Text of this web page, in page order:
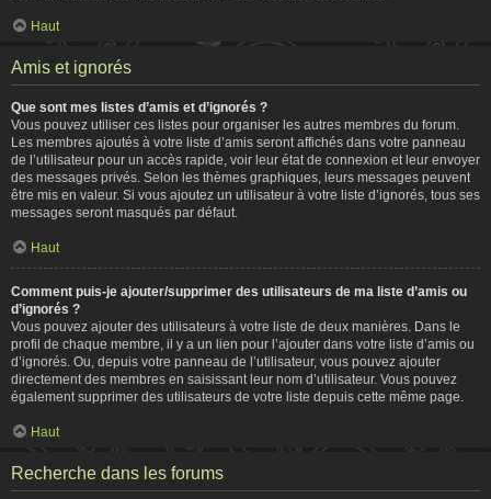
Haut
Amis et ignorés
Que sont mes listes d’amis et d’ignorés ?
Vous pouvez utiliser ces listes pour organiser les autres membres du forum.
Les membres ajoutés à votre liste d’amis seront affichés dans votre panneau
de l’utilisateur pour un accès rapide, voir leur état de connexion et leur envoyer
des messages privés. Selon les thèmes graphiques, leurs messages peuvent
être mis en valeur. Si vous ajoutez un utilisateur à votre liste d’ignorés, tous ses
messages seront masqués par défaut.
Haut
Comment puis-je ajouter/supprimer des utilisateurs de ma liste d’amis ou
d’ignorés ?
Vous pouvez ajouter des utilisateurs à votre liste de deux manières. Dans le
profil de chaque membre, il y a un lien pour l’ajouter dans votre liste d’amis ou
d’ignorés. Ou, depuis votre panneau de l’utilisateur, vous pouvez ajouter
directement des membres en saisissant leur nom d’utilisateur. Vous pouvez
également supprimer des utilisateurs de votre liste depuis cette même page.
Haut
Recherche dans les forums